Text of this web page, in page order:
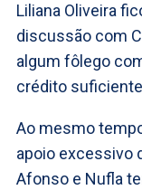
Liliana Oliveira
discussão com
algum fôlego
crédito
Ao mesmo
apoio excessivo
Afonso e Nufla